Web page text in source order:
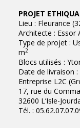
PROJET
Lieu : Fleurance
Architecte : Essor
Type de projet :
m2
Blocs utilisés :
Date de livraison
Entreprise L2C
17, rue du
32600 L’Isle-
Tél. :